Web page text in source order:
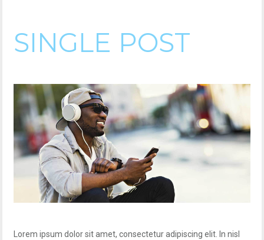
SINGLE POST
Lorem ipsum dolor sit amet, consectetur adipiscing elit. In nisl